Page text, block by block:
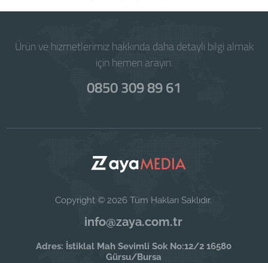
Ürün ve hizmetlerimiz hakkında daha detaylı bilgi almak
için hemen arayın.
0850 309 89 61
Copyright © 2026 Tüm Hakları Saklıdır.
info@zaya.com.tr
Adres: İstiklal Mah Sevimli Sok No:12/2 16580
Gürsu/Bursa